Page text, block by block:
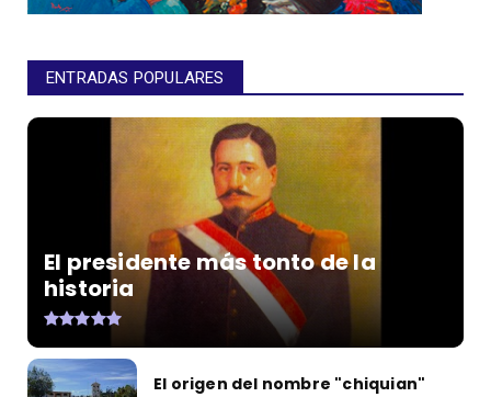
ENTRADAS POPULARES
El presidente más tonto de la
historia
El origen del nombre "chiquian"